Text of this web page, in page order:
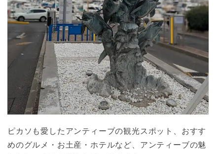
ピカソも愛したアンティーブの観光スポット、おすす
めのグルメ・お土産・ホテルなど、アンティーブの魅